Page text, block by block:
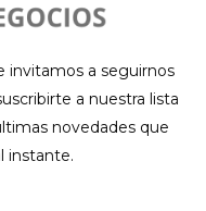
invitamos a seguirnos
a nuestra lista
novedades que
instante.